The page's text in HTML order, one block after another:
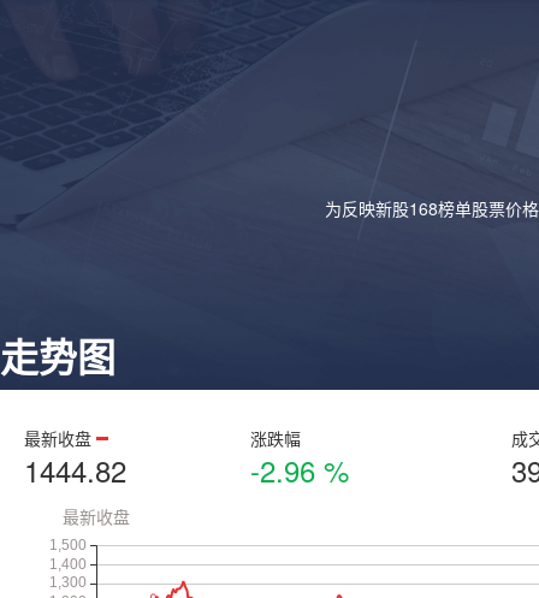
为反映新股168榜单股票价
走势图
最新收盘
1444.82
涨跌幅
-2.96 %
成